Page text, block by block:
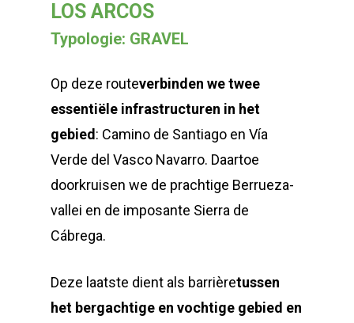
LOS ARCOS
Typologie: GRAVEL
Op deze routeverbinden we twee
essentiële infrastructuren in het
gebied: Camino de Santiago en Vía
Verde del Vasco Navarro. Daartoe
doorkruisen we de prachtige Berrueza-
vallei en de imposante Sierra de
Cábrega.
Deze laatste dient als barrièretussen
het bergachtige en vochtige gebied en